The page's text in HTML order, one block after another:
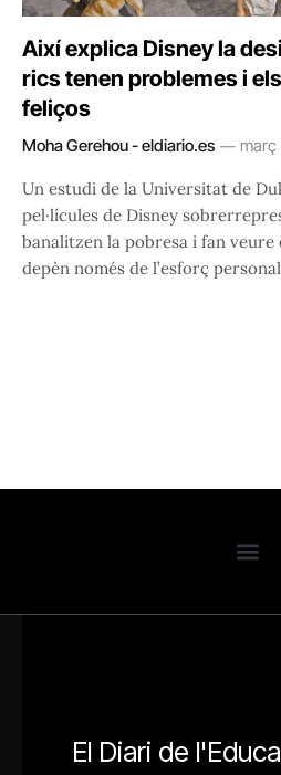
Així explica Disney la
rics tenen problemes i
feliços
Moha Gerehou - eldiario.es març
Un estudi de la Universitat de
pel·lícules de Disney
banalitzen la pobresa i fan veure
depèn només de l’esforç personal